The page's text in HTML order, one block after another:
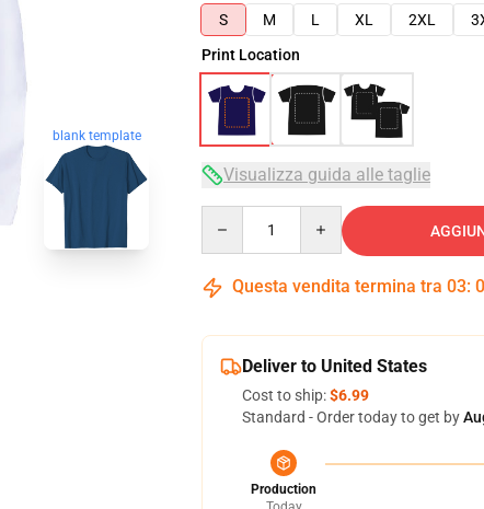
blank template
S
M L XL 2XL
Print Location
Visualizza guida alle taglie
Questa vendita termina tra 03:
Deliver to United States
Cost to ship:$6.99
Standard - Order today to get by
Production